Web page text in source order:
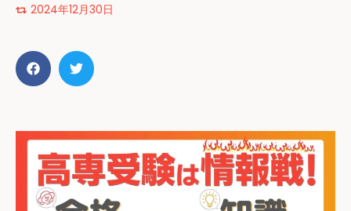
2024年12月30日